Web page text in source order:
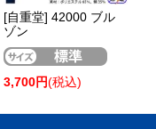
[自重堂] 42000 ブル
ゾン
3,700円(税込)